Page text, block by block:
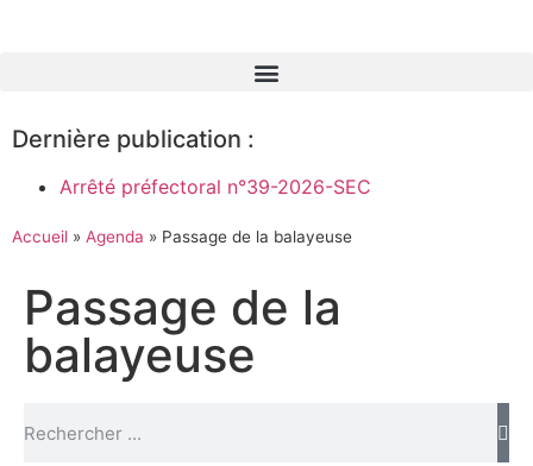
Dernière publication :
Arrêté préfectoral n°39-2026-SEC
Accueil » Agenda » Passage de la balayeuse
Passage de la
balayeuse